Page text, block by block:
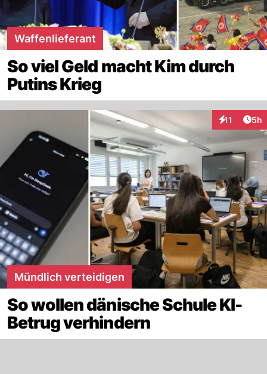
Waffenlieferant
So viel Geld macht Kim durch
Putins Krieg
11 5h
Mündlich verteidigen
So wollen dänische Schule KI-
Betrug verhindern